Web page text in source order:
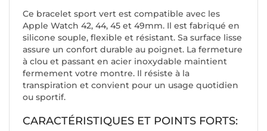
Ce bracelet sport vert est compatible avec les
Apple Watch 42, 44, 45 et 49mm. Il est fabriqué en
silicone souple, flexible et résistant. Sa surface lisse
assure un confort durable au poignet. La fermeture
à clou et passant en acier inoxydable maintient
fermement votre montre. Il résiste à la
transpiration et convient pour un usage quotidien
ou sportif.
CARACTÉRISTIQUES ET POINTS FORTS: